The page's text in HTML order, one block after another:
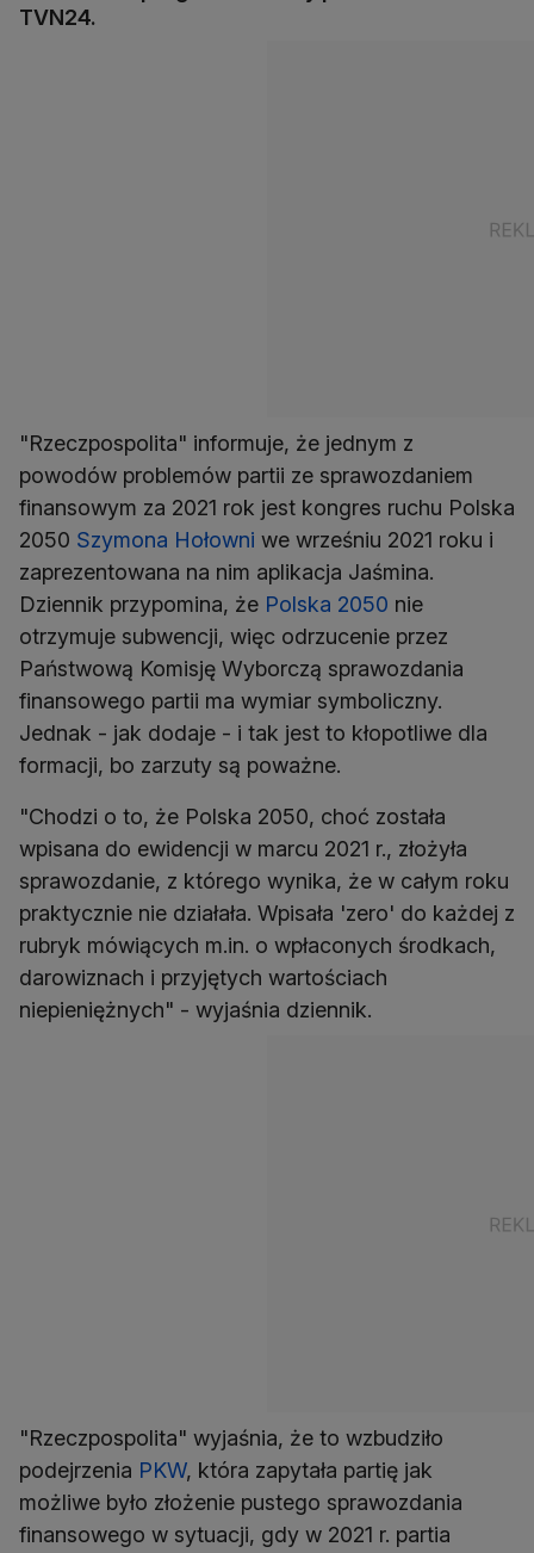
TVN24.
"Rzeczpospolita" informuje, że jednym z
powodów problemów partii ze sprawozdaniem
finansowym za 2021 rok jest kongres ruchu Polska
2050 Szymona Hołowni we wrześniu 2021 roku i
zaprezentowana na nim aplikacja Jaśmina.
Dziennik przypomina, że Polska 2050 nie
otrzymuje subwencji, więc odrzucenie przez
Państwową Komisję Wyborczą sprawozdania
finansowego partii ma wymiar symboliczny.
Jednak - jak dodaje - i tak jest to kłopotliwe dla
formacji, bo zarzuty są poważne.
"Chodzi o to, że Polska 2050, choć została
wpisana do ewidencji w marcu 2021 r., złożyła
sprawozdanie, z którego wynika, że w całym roku
praktycznie nie działała. Wpisała 'zero' do każdej z
rubryk mówiących m.in. o wpłaconych środkach,
darowiznach i przyjętych wartościach
niepieniężnych" - wyjaśnia dziennik.
"Rzeczpospolita" wyjaśnia, że to wzbudziło
podejrzenia PKW, która zapytała partię jak
możliwe było złożenie pustego sprawozdania
finansowego w sytuacji, gdy w 2021 r. partia